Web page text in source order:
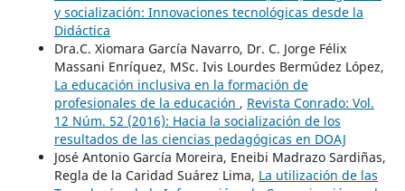
y socialización: Innovaciones tecnológicas desde la
Didáctica
Dra.C. Xiomara García Navarro, Dr. C. Jorge Félix
Massani Enríquez, MSc. Ivis Lourdes Bermúdez López,
La educación inclusiva en la formación de
profesionales de la educación , Revista Conrado: Vol.
12 Núm. 52 (2016): Hacia la socialización de los
resultados de las ciencias pedagógicas en DOAJ
José Antonio García Moreira, Eneibi Madrazo Sardiñas,
Regla de la Caridad Suárez Lima, La utilización de las